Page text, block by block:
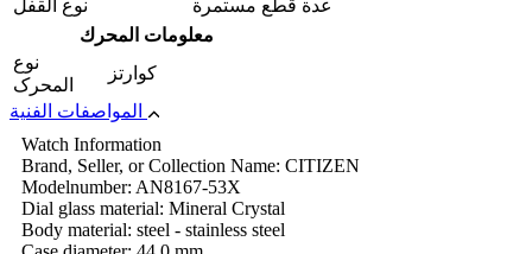
نوع القفل
عدة قطع مستمرة
معلومات المحرك
نوع
المحرک
كوارتز
Watch Information
Brand, Seller, or Collection Name: CITIZEN
Modelnumber: AN8167-53X
Dial glass material: Mineral Crystal
Body material: steel - stainless steel